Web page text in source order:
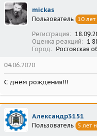
mickas
Пользователь 10
Регистрация
Оценка реакций
1
Город
Ростовская
04.06.2020
С днём рождения!!!
Александр3151
Пользователь 5 лет